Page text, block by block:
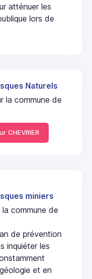
atténuer les
lors de
Naturels
la commune de
CHEVRIER
miniers
la commune de
de prévention
inquiéter les
et en